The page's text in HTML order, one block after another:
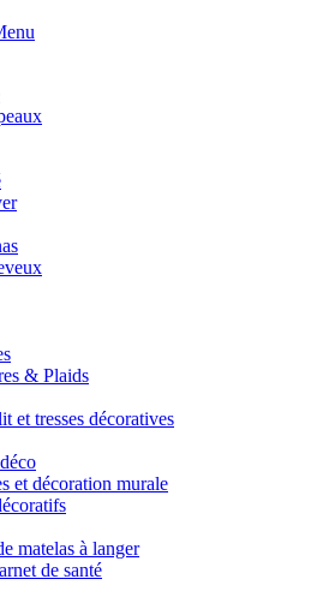
& Plaids
et tresses décoratives
et décoration murale
matelas à langer
de santé